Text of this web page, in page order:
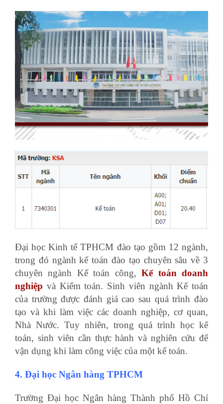
Đại học Kinh tế TPHCM đào tạo gồm 12 ngành,
trong đó ngành kế toán đào tạo chuyên sâu về 3
chuyên ngành Kế toán công,Kế toán doanh
nghiệp và Kiểm toán. Sinh viên ngành Kế toán
của trường được đánh giá cao sau quá trình đào
tạo và khi làm việc các doanh nghiệp, cơ quan,
Nhà Nước. Tuy nhiên, trong quá trình học kế
toán, sinh viên cần thực hành và nghiên cứu để
vận dụng khi làm công việc của một kế toán.
4. Đại học Ngân hàng TPHCM
Trường Đại học Ngân hàng Thành phố Hồ Chí